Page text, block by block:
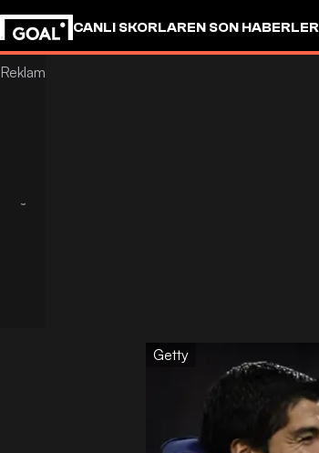
CANLI SKORLAREN SON HABERLER
Getty